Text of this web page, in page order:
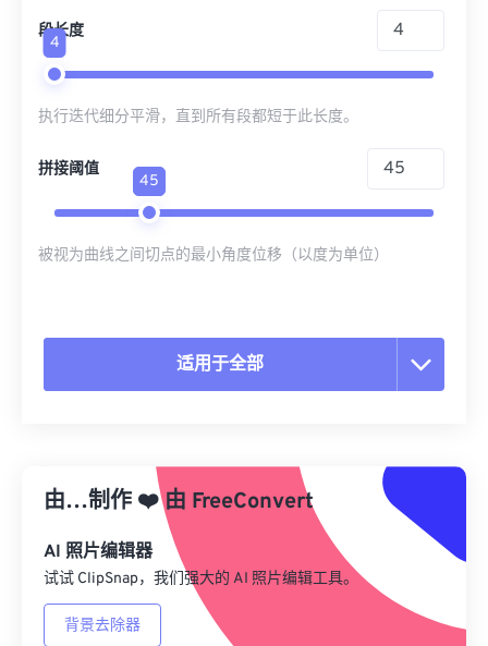
段长度
4
执行迭代细分平滑，直到所有段都短于此长度。
拼接阈值
45
被视为曲线之间切点的最小角度位移（以度为单位）
适用于全部
从预设应用
另存为预设
由…制作 ❤️由 FreeConvert
AI 照片编辑器
试试 ClipSnap，我们强大的 AI 照片编辑工具。
背景去除器